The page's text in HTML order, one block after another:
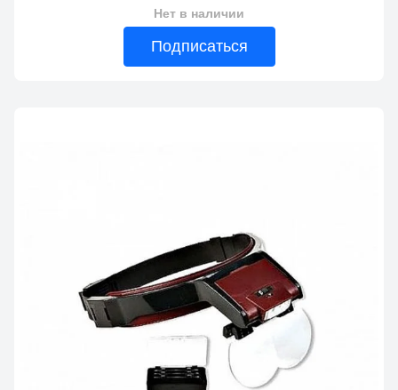
Нет в наличии
Подписаться